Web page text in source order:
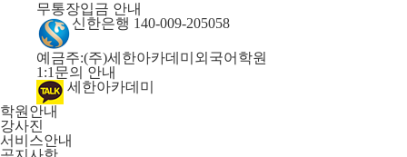
무통장입금 안내
신한은행 140-009-205058
예금주:(주)세한아카데미외국어학원
1:1문의 안내
세한아카데미
학원안내
강사진
서비스안내